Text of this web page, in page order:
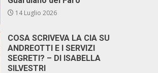
14 Luglio 2026
COSA SCRIVEVA LA CIA SU
ANDREOTTI E I SERVIZI
SEGRETI? – DI ISABELLA
SILVESTRI